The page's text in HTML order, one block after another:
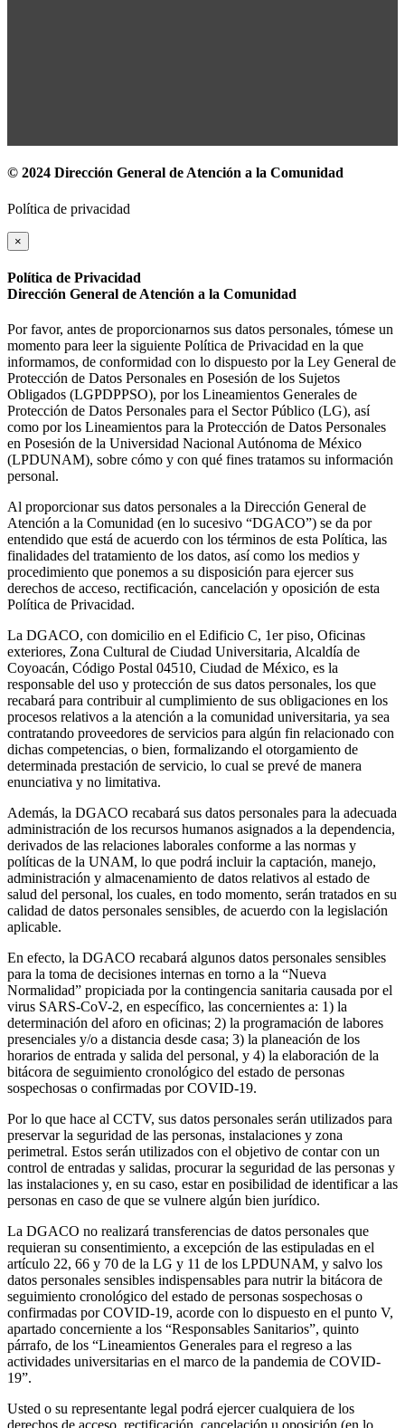
© 2024 Dirección General de Atención a la Comunidad
Política de privacidad
×
Política de Privacidad
Dirección General de Atención a la Comunidad
Por favor, antes de proporcionarnos sus datos personales, tómese un
momento para leer la siguiente Política de Privacidad en la que
informamos, de conformidad con lo dispuesto por la Ley General de
Protección de Datos Personales en Posesión de los Sujetos
Obligados (LGPDPPSO), por los Lineamientos Generales de
Protección de Datos Personales para el Sector Público (LG), así
como por los Lineamientos para la Protección de Datos Personales
en Posesión de la Universidad Nacional Autónoma de México
(LPDUNAM), sobre cómo y con qué fines tratamos su información
personal.
Al proporcionar sus datos personales a la Dirección General de
Atención a la Comunidad (en lo sucesivo “DGACO”) se da por
entendido que está de acuerdo con los términos de esta Política, las
finalidades del tratamiento de los datos, así como los medios y
procedimiento que ponemos a su disposición para ejercer sus
derechos de acceso, rectificación, cancelación y oposición de esta
Política de Privacidad.
La DGACO, con domicilio en el Edificio C, 1er piso, Oficinas
exteriores, Zona Cultural de Ciudad Universitaria, Alcaldía de
Coyoacán, Código Postal 04510, Ciudad de México, es la
responsable del uso y protección de sus datos personales, los que
recabará para contribuir al cumplimiento de sus obligaciones en los
procesos relativos a la atención a la comunidad universitaria, ya sea
contratando proveedores de servicios para algún fin relacionado con
dichas competencias, o bien, formalizando el otorgamiento de
determinada prestación de servicio, lo cual se prevé de manera
enunciativa y no limitativa.
Además, la DGACO recabará sus datos personales para la adecuada
administración de los recursos humanos asignados a la dependencia,
derivados de las relaciones laborales conforme a las normas y
políticas de la UNAM, lo que podrá incluir la captación, manejo,
administración y almacenamiento de datos relativos al estado de
salud del personal, los cuales, en todo momento, serán tratados en su
calidad de datos personales sensibles, de acuerdo con la legislación
aplicable.
En efecto, la DGACO recabará algunos datos personales sensibles
para la toma de decisiones internas en torno a la “Nueva
Normalidad” propiciada por la contingencia sanitaria causada por el
virus SARS-CoV-2, en específico, las concernientes a: 1) la
determinación del aforo en oficinas; 2) la programación de labores
presenciales y/o a distancia desde casa; 3) la planeación de los
horarios de entrada y salida del personal, y 4) la elaboración de la
bitácora de seguimiento cronológico del estado de personas
sospechosas o confirmadas por COVID-19.
Por lo que hace al CCTV, sus datos personales serán utilizados para
preservar la seguridad de las personas, instalaciones y zona
perimetral. Estos serán utilizados con el objetivo de contar con un
control de entradas y salidas, procurar la seguridad de las personas y
las instalaciones y, en su caso, estar en posibilidad de identificar a las
personas en caso de que se vulnere algún bien jurídico.
La DGACO no realizará transferencias de datos personales que
requieran su consentimiento, a excepción de las estipuladas en el
artículo 22, 66 y 70 de la LG y 11 de los LPDUNAM, y salvo los
datos personales sensibles indispensables para nutrir la bitácora de
seguimiento cronológico del estado de personas sospechosas o
confirmadas por COVID-19, acorde con lo dispuesto en el punto V,
apartado concerniente a los “Responsables Sanitarios”, quinto
párrafo, de los “Lineamientos Generales para el regreso a las
actividades universitarias en el marco de la pandemia de COVID-
19”.
Usted o su representante legal podrá ejercer cualquiera de los